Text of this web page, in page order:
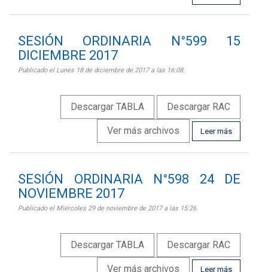
SESIÓN ORDINARIA N°599 15
DICIEMBRE 2017
Publicado el Lunes 18 de diciembre de 2017 a las 16:08.
Descargar TABLA Descargar RAC
Ver más archivos Leer más
SESIÓN ORDINARIA N°598 24 DE
NOVIEMBRE 2017
Publicado el Miércoles 29 de noviembre de 2017 a las 15:26.
Descargar TABLA Descargar RAC
Ver más archivos Leer más